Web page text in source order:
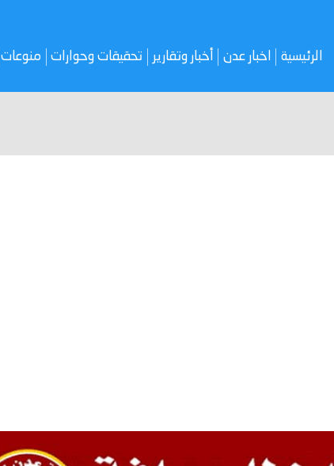
الرئيسية اخبار عدن أخبار وتقارير تحقيقات وحوارات منوعات